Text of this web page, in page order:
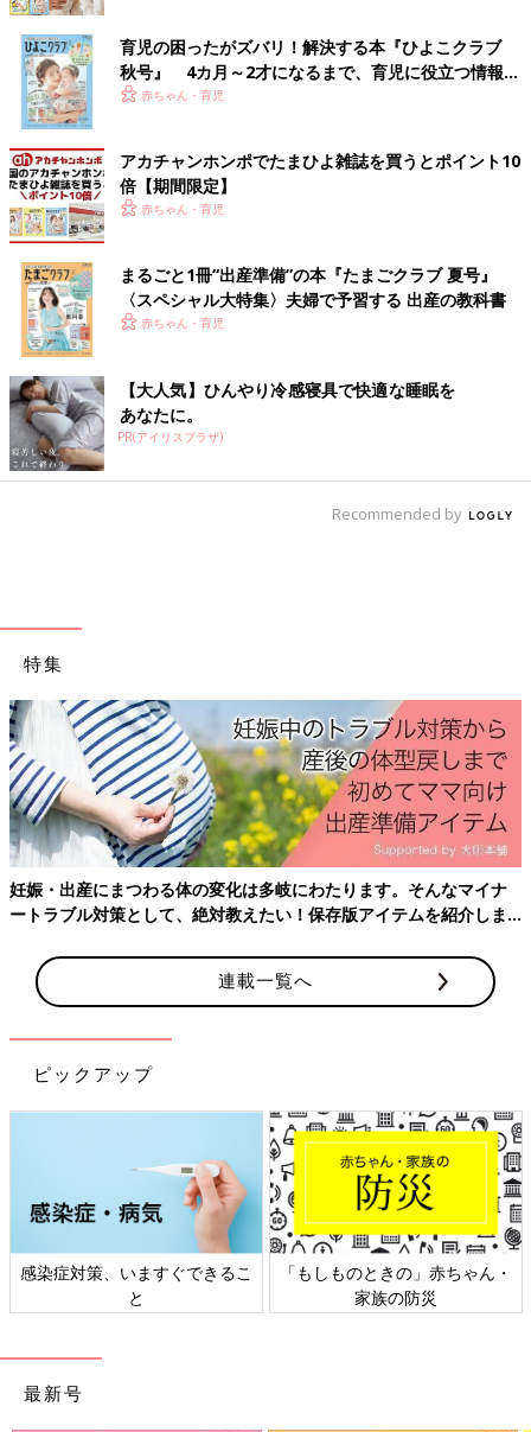
が教える子育て家庭の後悔しない臨時収
入の使い方
もうすぐ夏のボーナスの時期ですね。今回のテ
ーマは「臨時収入」についてです。臨時収入が
リアルな話を聞くとともに、ファイナンシャル
プランナーの菅原直子さんに、子育て家庭のお
金の使い方について聞きました。
想定外の支出は本当に頭が痛いですね。本来は準備しておくべき
なのですが、値上がりラッシュのせいにして準備できていないこ
とを反省しました…。
※文中のコメントは「たまひよ」アプリユーザーから集めた体験
談を再編集したものです。
※この記事は「たまひよONLINE」で過去に公開されたもので
す。
※記事の内容は2023年3月の情報で、現在と異なる場合がありま
す。
菅原直子さん
ファイナンシャル・プランナー。外資系生命保険会社の勤務・代
理店を経て1997年FP資格取得・独立。わが子の成長にあわせて
用に関する講演多数。現在は子育て世帯からの教育費を中心とし
た家計相談に加え、高齢者や独立しない子どものいる家族のライ
フプラン相談も。「働けない子どものお金を考える会」「子ども
にかけるお金を考える会」メンバー。
育児の困ったがズバリ！解決する本『ひよこクラブ
秋号』 4カ月～2才になるまで、育児に役立つ情報が
いっぱい！
赤ちゃん・育児
アカチャンホンポでたまひよ雑誌を買うとポイント10
倍【期間限定】
赤ちゃん・育児
まるごと1冊“出産準備”の本『たまごクラブ 夏号』
〈スペシャル大特集〉夫婦で予習する 出産の教科書
赤ちゃん・育児
【大人気】ひんやり冷感寝具で快適な睡眠を
あなたに。
PR(アイリスプラザ)
Recommended by
特集
妊娠・出産にまつわる体の変化は多岐にわたります。そんなマイナ
ートラブル対策として、絶対教えたい！保存版アイテムを紹介しま
連載一覧へ
ピックアップ
感染症対策、いますぐできるこ
と
「もしものときの」赤ちゃん・
家族の防災
最新号